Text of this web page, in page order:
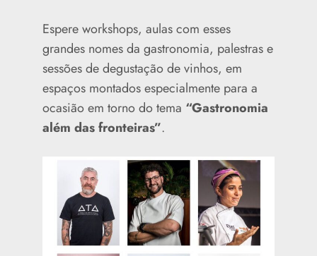
Espere workshops, aulas com esses
grandes nomes da gastronomia, palestras e
sessões de degustação de vinhos, em
espaços montados especialmente para a
ocasião em torno do tema “Gastronomia
além das fronteiras”.